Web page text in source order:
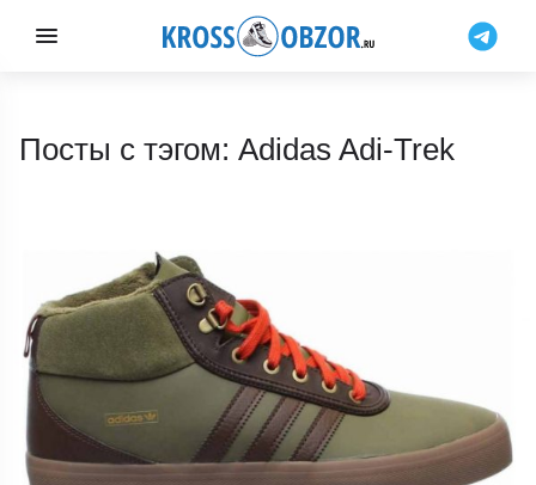
Посты с тэгом: Adidas Adi-Trek